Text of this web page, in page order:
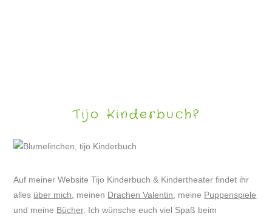
Tijo Kinderbuch?
Auf meiner Website Tijo Kinderbuch & Kindertheater findet ihr
alles über mich , meinen Drachen Valentin , meine Puppenspiele
und meine Bücher. Ich wünsche euch viel Spaß beim